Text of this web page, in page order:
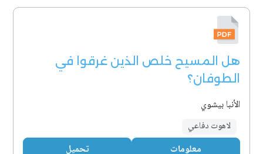
هل المسيح خلص الذين غرقوا في
الطوفان؟
الأنبا بيشوي
لاهوت دفاعي
معلومات تحميل